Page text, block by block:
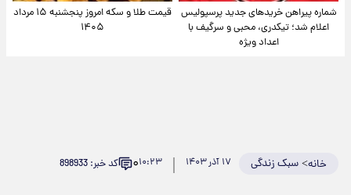
شماره پیراهن خریدهای جدید پرسپولیس
اعلام شد؛ تیکدری، محبی و سرگیف با
اعداد ویژه
قیمت طلا و سکه امروز پنجشنبه ۱۵ مرداد
۱۴۰۵
خانه>سبک زندگی ۱۷ آذر ۱۴۰۳ ۱۰:۲۳۰ کد خبر: 898933